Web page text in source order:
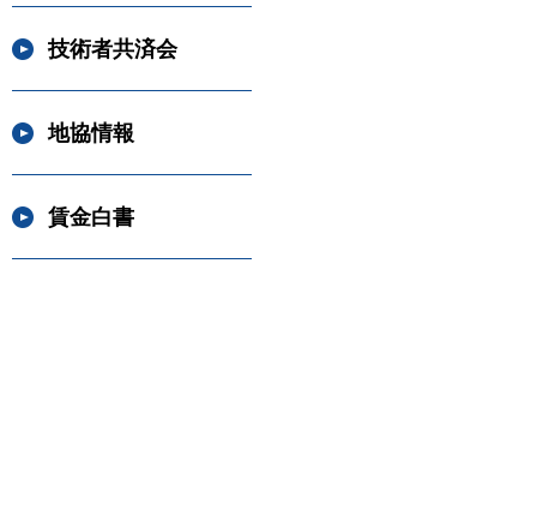
技術者共済会
地協情報
賃金白書